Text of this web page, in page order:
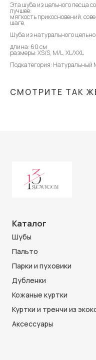
Эта шуба из цельного песца
лучшее:
мягкость прикосновений,
шаге.
Шуба из натурального
длина: 60 см
размеры: XS/S, M/L, XL/XXL
Подкатегория: Натуральный
СМОТРИТЕ ТАК
Каталог
Шубы
Пальто
Парки и пуховики
Дубленки
Кожаные куртки
Куртки и тренчи из
Аксессуары